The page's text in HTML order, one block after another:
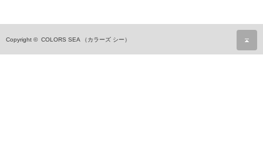
Copyright © COLORS SEA （カラーズ シー）